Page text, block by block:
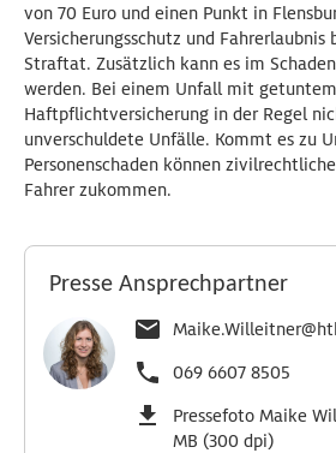
von 70 Euro und einen Punkt in
Versicherungsschutz und Fahrerlaubnis
Straftat. Zusätzlich kann es im
werden. Bei einem Unfall mit
Haftpflichtversicherung in der Regel
unverschuldete Unfälle. Kommt es zu
Personenschaden können
Fahrer zukommen.
Presse Ansprechpartner
069 6607 8505
Pressefoto Maike
MB (300 dpi)